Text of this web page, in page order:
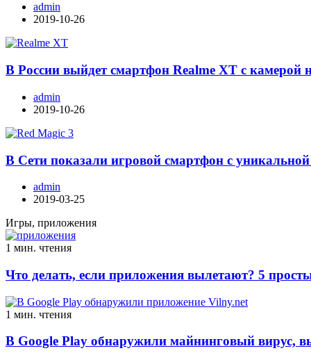
admin
2019-10-26
В России выйдет смартфон Realme XT с камерой
admin
2019-10-26
В Сети показали игровой смартфон с
admin
2019-03-25
Игры, приложения
1 мин. чтения
Что делать, если приложения вылетают? 5
1 мин. чтения
В Google Play обнаружили майнинговый вирус,